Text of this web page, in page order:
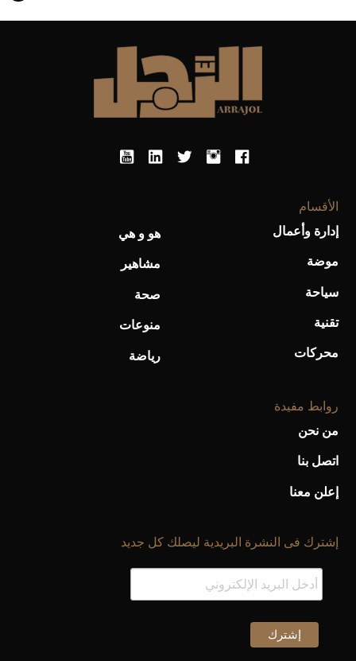
الأقسام
إدارة وأعمال
موضة
سياحة
تقنية
محركات
هو و هي
مشاهير
صحة
منوعات
رياضة
روابط مفيدة
من نحن
اتصل بنا
إعلن معنا
إشترك فى النشرة البريدية ليصلك كل جديد